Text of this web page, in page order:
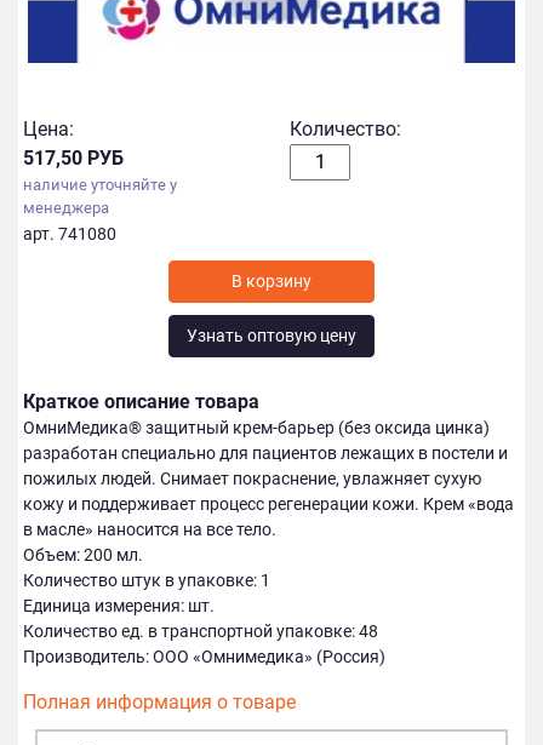
Цена:
517,50 РУБ
наличие уточняйте у
менеджера
арт. 741080
Количество:
Узнать оптовую цену
Краткое описание товара
ОмниМедика® защитный крем-барьер (без оксида цинка)
разработан специально для пациен­тов лежащих в постели и
пожилых людей. Снимает покраснение, увлажняет сухую
кожу и поддерживает процесс регенерации кожи. Крем «вода
в масле» наносится на все тело.
Объем: 200 мл.
Количество штук в упаковке: 1
Единица измерения: шт.
Количество ед. в транспортной упаковке: 48
Производитель: ООО «Омнимедика» (Россия)
Полная информация о товаре